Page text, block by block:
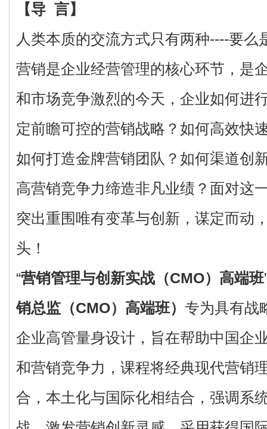
【导 言】
人类本质的交流方式只有两种----要么
营销是企业经营管理的核心环节，是
和市场竞争激烈的今天，企业如何进
定前瞻可控的营销战略？如何高效快
如何打造金牌营销团队？如何渠道创
高营销竞争力缔造非凡业绩？面对这
突出重围唯有变革与创新，谋定而动
头！
“营销管理与创新实战（CMO）高端班
销总监（CMO）高端班） 专为具有战
企业高管量身设计，旨在帮助中国企
和营销竞争力，课程将经典现代营销
合，本土化与国际化相结合，强调系